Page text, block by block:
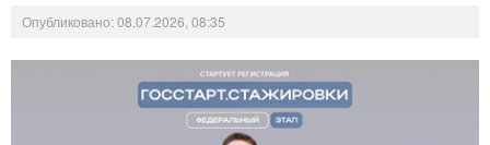
Опубликовано: 08.07.2026, 08:35